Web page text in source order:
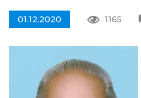
01.12.2020 1165